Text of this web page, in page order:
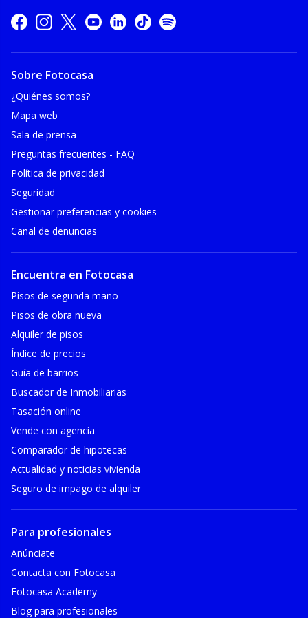
Sobre Fotocasa
¿Quiénes somos?
Mapa web
Sala de prensa
Preguntas frecuentes - FAQ
Política de privacidad
Seguridad
Gestionar preferencias y cookies
Canal de denuncias
Encuentra en Fotocasa
Pisos de segunda mano
Pisos de obra nueva
Alquiler de pisos
Índice de precios
Guía de barrios
Buscador de Inmobiliarias
Tasación online
Vende con agencia
Comparador de hipotecas
Actualidad y noticias vivienda
Seguro de impago de alquiler
Para profesionales
Anúnciate
Contacta con Fotocasa
Fotocasa Academy
Blog para profesionales